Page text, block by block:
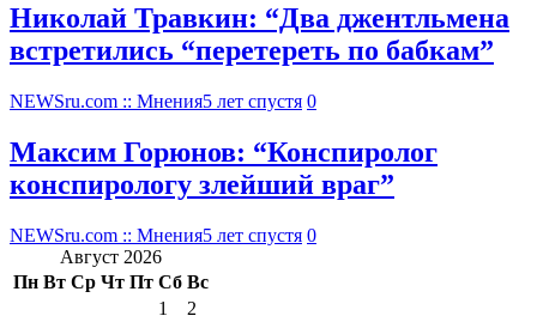
Николай Травкин: “Два джентльмена
встретились “перетереть по бабкам”
NEWSru.com :: Мнения5 лет спустя 0
Максим Горюнов: “Конспиролог
конспирологу злейший враг”
NEWSru.com :: Мнения5 лет спустя 0
Август 2026
Пн Вт Ср Чт Пт Сб Вс
1
2